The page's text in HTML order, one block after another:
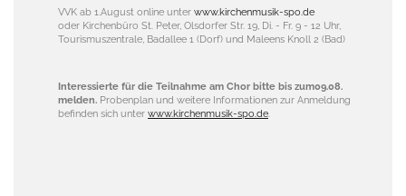
VVK ab 1.August online unter www.kirchenmusik-spo.de
oder Kirchenbüro St. Peter, Olsdorfer Str. 19, Di. - Fr. 9 - 12 Uhr,
Tourismuszentrale, Badallee 1 (Dorf) und Maleens Knoll 2 (Bad)
Interessierte für die Teilnahme am Chor bitte bis zum09.08.
melden. Probenplan und weitere Informationen zur Anmeldung
befinden sich unter www.kirchenmusik-spo.de